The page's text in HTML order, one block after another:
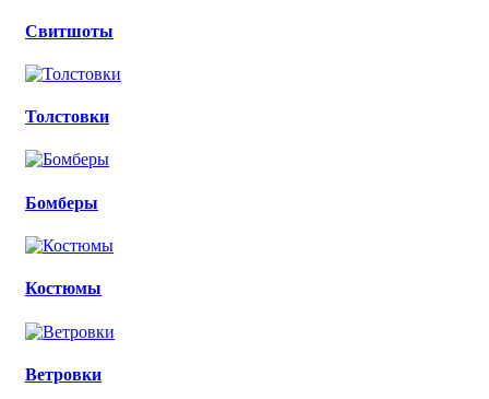
Свитшоты
Толстовки
Бомберы
Костюмы
Ветровки